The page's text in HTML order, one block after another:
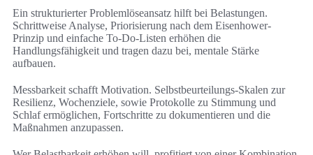
Ein strukturierter Problemlöseansatz hilft bei Belastungen.
Schrittweise Analyse, Priorisierung nach dem Eisenhower-
Prinzip und einfache To‑Do-Listen erhöhen die
Handlungsfähigkeit und tragen dazu bei, mentale Stärke
aufbauen.
Messbarkeit schafft Motivation. Selbstbeurteilungs-Skalen zur
Resilienz, Wochenziele, sowie Protokolle zu Stimmung und
Schlaf ermöglichen, Fortschritte zu dokumentieren und die
Maßnahmen anzupassen.